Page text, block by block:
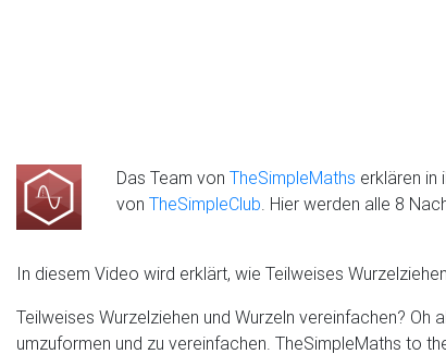
Das Team von TheSimpleMaths erklären in
von TheSimpleClub. Hier werden alle 8
In diesem Video wird erklärt, wie Teilweises
Teilweises Wurzelziehen und Wurzeln vereinfachen?
umzuformen und zu vereinfachen. TheSimpleMaths to